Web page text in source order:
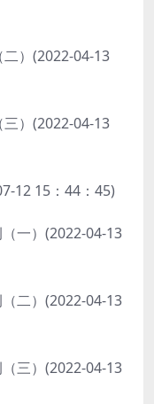
）(2022-04-13
）(2022-04-13
12 15：44：45)
一）(2022-04-13
二）(2022-04-13
三）(2022-04-13